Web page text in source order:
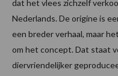
dat het vlees zichzelf
Nederlands. De origine is
een breder verhaal, maar
om het concept. Dat staat
diervriendelijker